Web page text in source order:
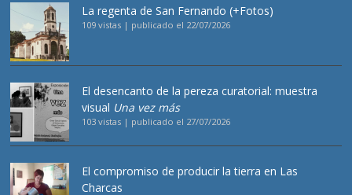
La regenta de San Fernando (+Fotos)
109 vistas | publicado el 22/07/2026
El desencanto de la pereza curatorial: muestra
visual Una vez más
103 vistas | publicado el 27/07/2026
El compromiso de producir la tierra en Las
Charcas